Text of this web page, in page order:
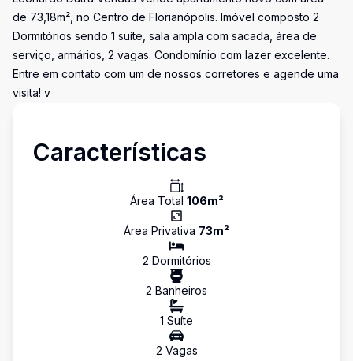
de 73,18m², no Centro de Florianópolis. Imóvel composto 2
Dormitórios sendo 1 suíte, sala ampla com sacada, área de
serviço, armários, 2 vagas. Condomínio com lazer excelente.
Entre em contato com um de nossos corretores e agende uma
visita! v
Características
Área Total 106m²
Área Privativa 73m²
2 Dormitórios
2 Banheiros
1 Suíte
2 Vagas